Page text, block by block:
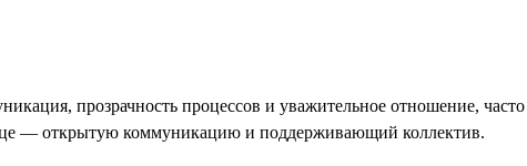
прозрачность процессов и уважительное отношение,
— открытую коммуникацию и поддерживающий коллектив.